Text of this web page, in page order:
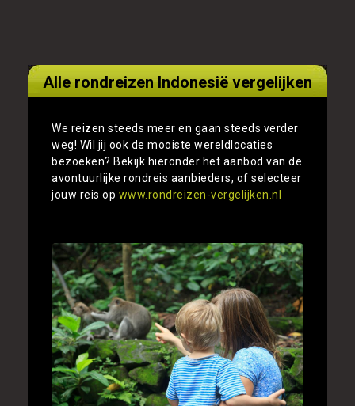
Alle rondreizen Indonesië vergelijken
We reizen steeds meer en gaan steeds verder
weg! Wil jij ook de mooiste wereldlocaties
bezoeken? Bekijk hieronder het aanbod van de
avontuurlijke rondreis aanbieders, of selecteer
jouw reis op www.rondreizen-vergelijken.nl